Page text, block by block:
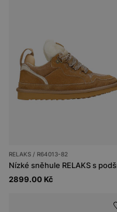
RELAKS / R64013-82
2899.00 Kč